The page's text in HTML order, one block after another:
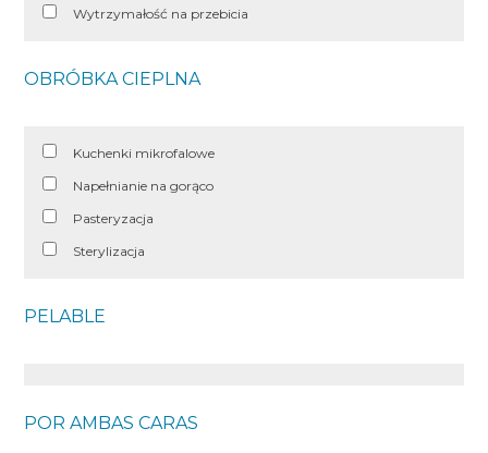
Wytrzymałość na przebicia
OBRÓBKA CIEPLNA
Kuchenki mikrofalowe
Napełnianie na gorąco
Pasteryzacja
Sterylizacja
PELABLE
POR AMBAS CARAS